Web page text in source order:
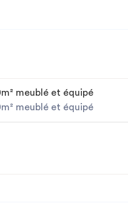
meublé et équipé
meublé et équipé